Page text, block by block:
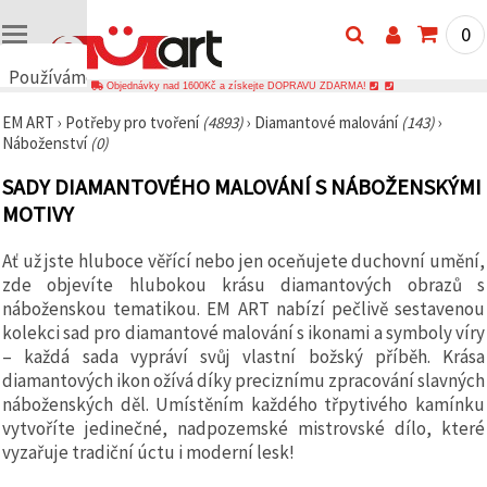
Používáme
🍪
Používáme
podobné
technologie,
abychom
správné
fungování
webu,
zlepšili vaše
prostředí
při jeho
používání a
s vaším
souhlasem
analyzovali
návštěvnost
a
zobrazovali
0
Objednávky nad 1600Kč a získejte DOPRAVU ZDARMA!
EM ART › Potřeby pro tvoření (4893)› Diamantové malování (143)›
Náboženství (0)
SADY DIAMANTOVÉHO MALOVÁNÍ S NÁBOŽENSKÝMI
MOTIVY
Ať už jste hluboce věřící nebo jen oceňujete duchovní umění,
zde objevíte hlubokou krásu diamantových obrazů s
náboženskou tematikou. EM ART nabízí pečlivě sestavenou
kolekci sad pro diamantové malování s ikonami a symboly víry
– každá sada vypráví svůj vlastní božský příběh. Krása
diamantových ikon ožívá díky preciznímu zpracování slavných
náboženských děl. Umístěním každého třpytivého kamínku
vytvoříte jedinečné, nadpozemské mistrovské dílo, které
vyzařuje tradiční úctu i moderní lesk!